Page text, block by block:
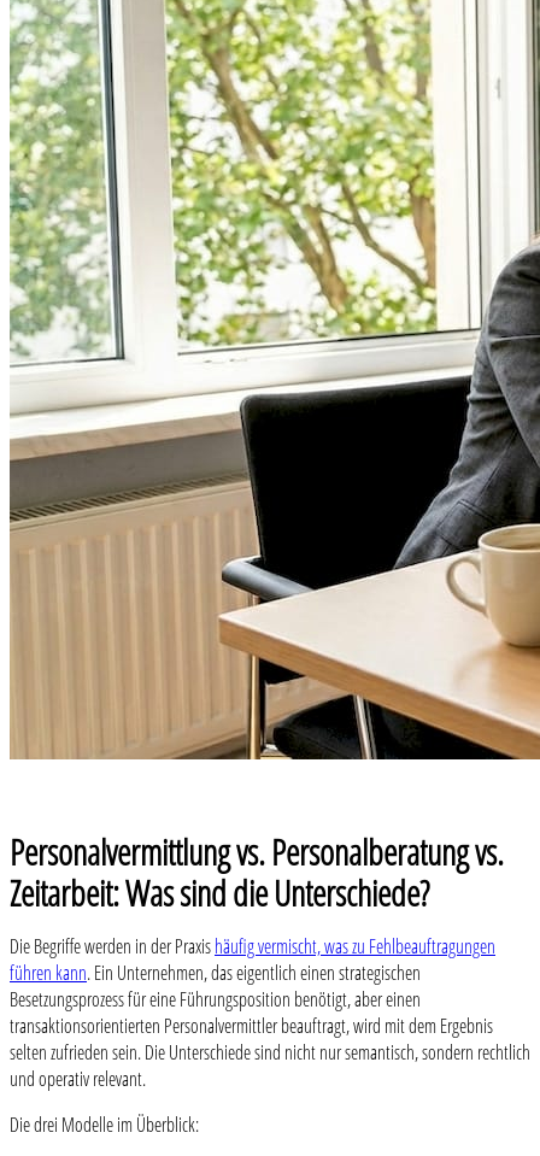
Personalvermittlung vs. Personalberatung vs.
Zeitarbeit: Was sind die Unterschiede?
Die Begriffe werden in der Praxishäufig vermischt, was zu Fehlbeauftragungen
führen kann. Ein Unternehmen, das eigentlich einen strategischen
Besetzungsprozess für eine Führungsposition benötigt, aber einen
transaktionsorientierten Personalvermittler beauftragt, wird mit dem Ergebnis
selten zufrieden sein. Die Unterschiede sind nicht nur semantisch, sondern rechtlich
und operativ relevant.
Die drei Modelle im Überblick: